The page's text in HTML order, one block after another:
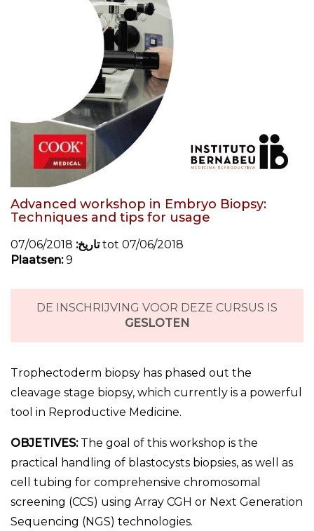
Advanced workshop in Embryo Biopsy:
Techniques and tips for usage
تاريخ:07/06/2018 tot 07/06/2018
Plaatsen:9
DE INSCHRIJVING VOOR DEZE CURSUS IS
GESLOTEN
Trophectoderm biopsy has phased out the
cleavage stage biopsy, which currently is a powerful
tool in Reproductive Medicine.
OBJETIVES: The goal of this workshop is the
practical handling of blastocysts biopsies, as well as
cell tubing for comprehensive chromosomal
screening (CCS) using Array CGH or Next Generation
Sequencing (NGS) technologies.